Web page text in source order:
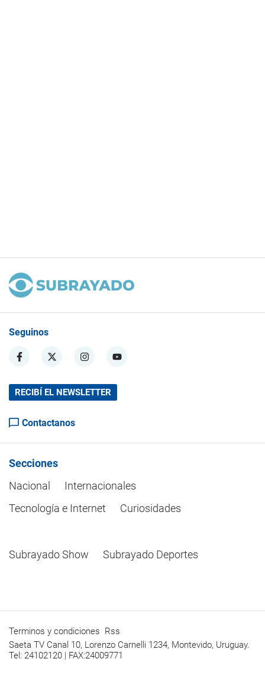
Seguinos
RECIBÍ EL NEWSLETTER
Contactanos
Secciones
Nacional
Internacionales
Tecnología e Internet
Curiosidades
Subrayado Show Subrayado Deportes
Terminos y condiciones Rss
Saeta TV Canal 10, Lorenzo Carnelli 1234, Montevido, Uruguay.
Tel: 24102120 | FAX:24009771